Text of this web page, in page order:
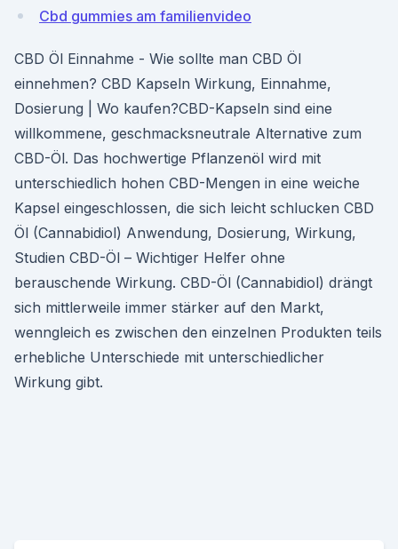
Cbd gummies am familienvideo
CBD Öl Einnahme - Wie sollte man CBD Öl
einnehmen? CBD Kapseln Wirkung, Einnahme,
Dosierung | Wo kaufen?CBD-Kapseln sind eine
willkommene, geschmacksneutrale Alternative zum
CBD-Öl. Das hochwertige Pflanzenöl wird mit
unterschiedlich hohen CBD-Mengen in eine weiche
Kapsel eingeschlossen, die sich leicht schlucken CBD
Öl (Cannabidiol) Anwendung, Dosierung, Wirkung,
Studien CBD-Öl – Wichtiger Helfer ohne
berauschende Wirkung. CBD-Öl (Cannabidiol) drängt
sich mittlerweile immer stärker auf den Markt,
wenngleich es zwischen den einzelnen Produkten teils
erhebliche Unterschiede mit unterschiedlicher
Wirkung gibt.